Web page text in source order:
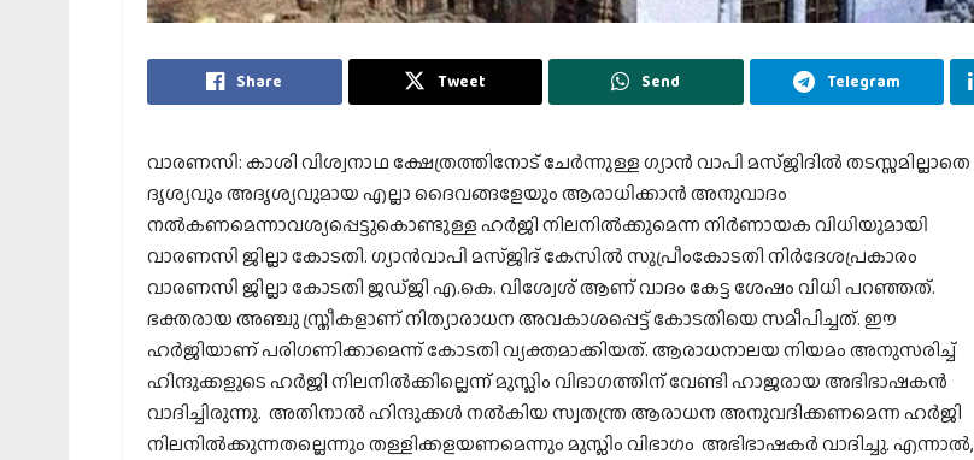
Share Tweet Send Telegram
വാരണസി: കാശി വിശ്വനാഥ ക്ഷേത്രത്തിനോട് ചേര്‍ന്നുള്ള ഗ്യാന്‍ വാപി മസ്ജിദില്‍ തടസ്സമില്ലാതെ
ദൃശ്യവും അദൃശ്യവുമായ എല്ലാ ദൈവങ്ങളേയും ആരാധിക്കാന്‍ അനുവാദം
നല്‍കണമെന്നാവശ്യപ്പെട്ടുകൊണ്ടുള്ള ഹര്‍ജി നിലനില്‍ക്കുമെന്ന നിര്‍ണായക വിധിയുമായി
വാരണസി ജില്ലാ കോടതി. ഗ്യാന്‍വാപി മസ്ജിദ് കേസില്‍ സുപ്രീംകോടതി നിര്‍ദേശപ്രകാരം
വാരണസി ജില്ലാ കോടതി ജഡ്ജി എ.കെ. വിശ്വേശ് ആണ് വാദം കേട്ട ശേഷം വിധി പറഞ്ഞത്.
ഭക്തരായ അഞ്ചു സ്ത്രീകളാണ് നിത്യാരാധന അവകാശപ്പെട്ട് കോടതിയെ സമീപിച്ചത്. ഈ
ഹര്‍ജിയാണ് പരിഗണിക്കാമെന്ന് കോടതി വ്യക്തമാക്കിയത്. ആരാധനാലയ നിയമം അനുസരിച്ച്
ഹിന്ദുക്കളുടെ ഹര്‍ജി നിലനില്‍ക്കില്ലെന്ന് മുസ്ലിം വിഭാഗത്തിന് വേണ്ടി ഹാജരായ അഭിഭാഷകന്‍
വാദിച്ചിരുന്നു. അതിനാല്‍ ഹിന്ദുക്കള്‍ നല്‍കിയ സ്വതന്ത്ര ആരാധന അനുവദിക്കണമെന്ന ഹര്‍ജി
നിലനില്‍ക്കുന്നതല്ലെന്നും തള്ളിക്കളയണമെന്നും മുസ്ലിം വിഭാഗം അഭിഭാഷകര്‍ വാദിച്ചു. എന്നാല്‍,